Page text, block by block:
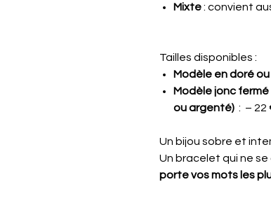
Mixte: convient
Tailles disponibles :
Modèle en doré
Modèle jonc
ou argenté) : – 22
Un bijou sobre et
Un bracelet qui ne
porte vos mots les